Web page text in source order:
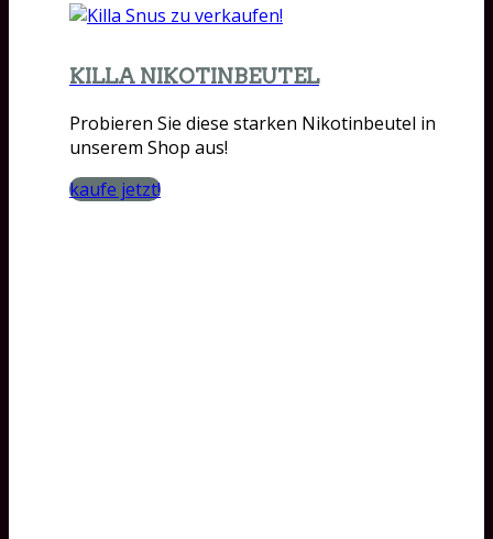
KILLA NIKOTINBEUTEL
Probieren Sie diese starken Nikotinbeutel in
unserem Shop aus!
kaufe jetzt!